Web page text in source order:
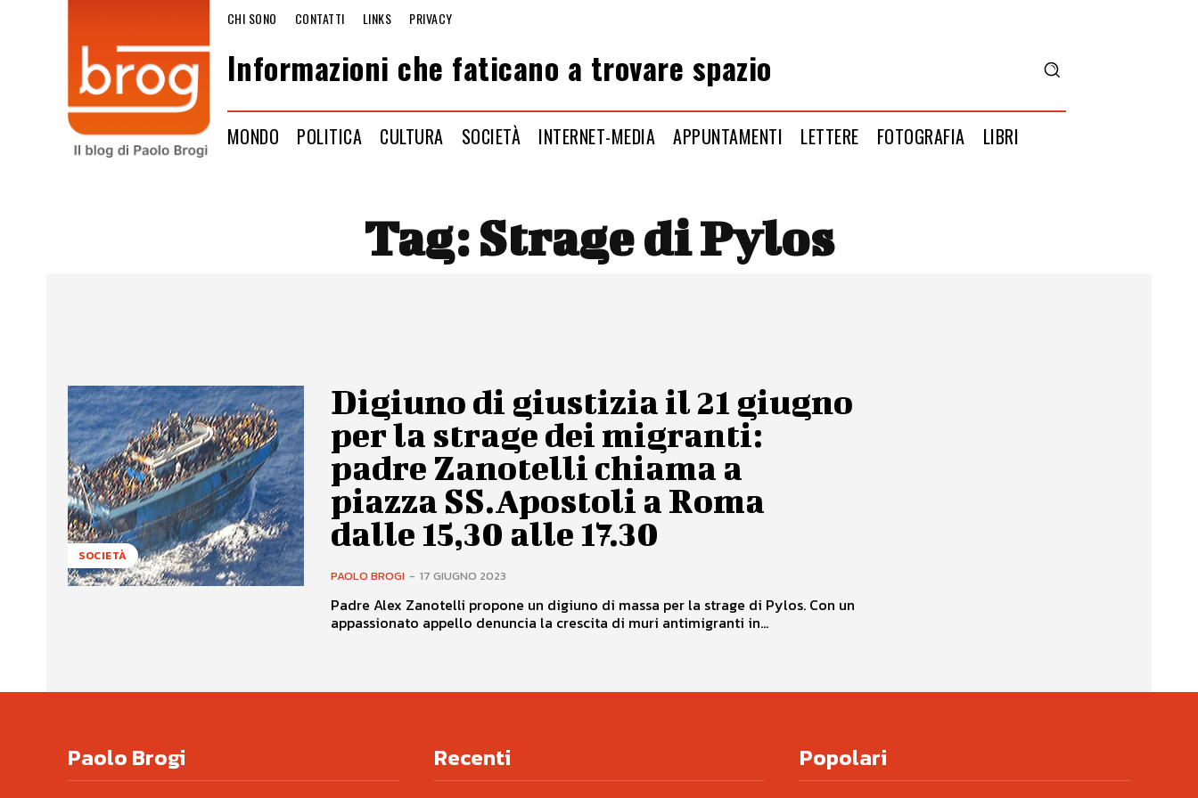
CHI SONO CONTATTI LINKS PRIVACY
Informazioni che faticano a trovare spazio
MONDO POLITICA CULTURA SOCIETÀ INTERNET-MEDIA APPUNTAMENTI LETTERE FOTOGRAFIA LIBRI
Tag:Strage di Pylos
SOCIETÀ
Digiuno di giustizia il 21 giugno
per la strage dei migranti:
padre Zanotelli chiama a
piazza SS.Apostoli a Roma
dalle 15,30 alle 17.30
PAOLO BROGI - 17 GIUGNO 2023
Padre Alex Zanotelli propone un digiuno di massa per la strage di Pylos. Con un
appassionato appello denuncia la crescita di muri antimigranti in...
Paolo Brogi Recenti Popolari